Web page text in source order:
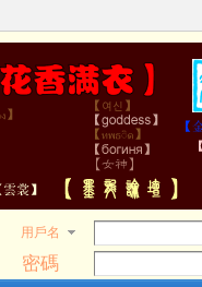
用戶名
密碼